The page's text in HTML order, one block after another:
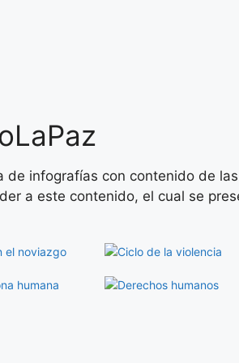
de infografías con contenido de
a este contenido, el cual se